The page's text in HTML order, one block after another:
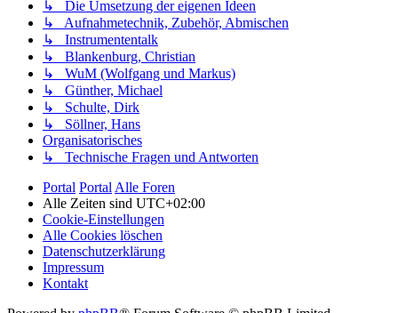
↳ Die Umsetzung der eigenen Ideen
↳ Aufnahmetechnik, Zubehör, Abmischen
↳ Instrumententalk
↳ Blankenburg, Christian
↳ WuM (Wolfgang und Markus)
↳ Günther, Michael
↳ Schulte, Dirk
↳ Söllner, Hans
Organisatorisches
↳ Technische Fragen und Antworten
Portal Portal Alle Foren
Alle Zeiten sind UTC+02:00
Cookie-Einstellungen
Alle Cookies löschen
Datenschutzerklärung
Impressum
Kontakt